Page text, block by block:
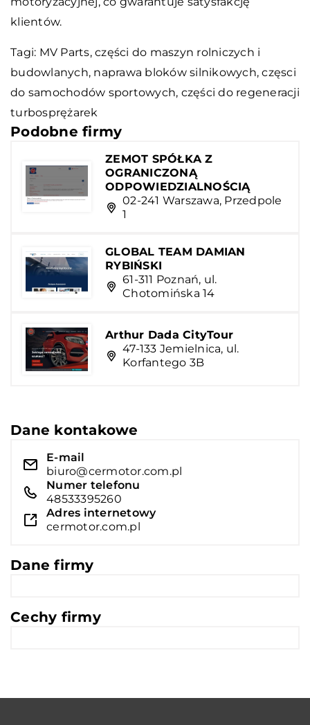
klientów.
Tagi: MV Parts, części do maszyn rolniczych i
budowlanych, naprawa bloków silnikowych, częsci
do samochodów sportowych, części do regeneracji
turbosprężarek
Podobne firmy
ZEMOT SPÓŁKA Z
OGRANICZONĄ
ODPOWIEDZIALNOŚCIĄ
02-241 Warszawa, Przedpole
1
GLOBAL TEAM DAMIAN
RYBIŃSKI
61-311 Poznań, ul.
Chotomińska 14
Arthur Dada CityTour
47-133 Jemielnica, ul.
Korfantego 3B
Dane kontakowe
E-mail
biuro@cermotor.com.pl
Numer telefonu
48533395260
Adres internetowy
cermotor.com.pl
Dane firmy
Cechy firmy